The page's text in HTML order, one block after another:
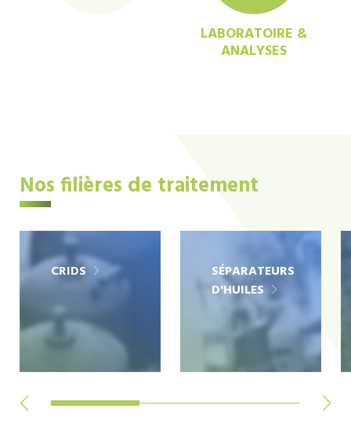
LABORATOIRE &
ANALYSES
Nos filières de traitement
CRIDS
SÉPARATEURS
D'HUILES